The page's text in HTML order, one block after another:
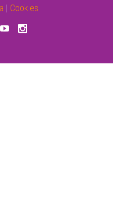
| Cookies